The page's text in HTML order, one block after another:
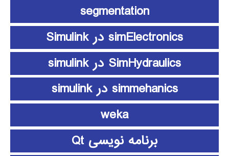
segmentation
simElectronics در Simulink
SimHydraulics در simulink
simmehanics در simulink
weka
برنامه نویسی Qt